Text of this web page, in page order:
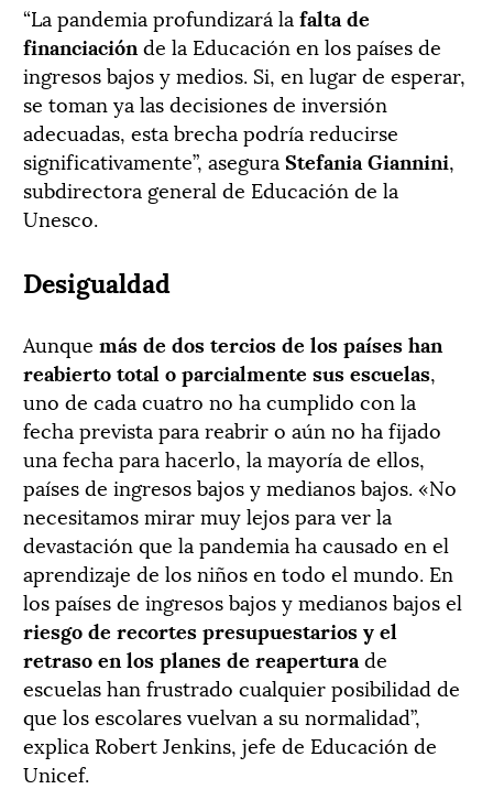
“La pandemia profundizará la falta de
financiación de la Educación en los países de
ingresos bajos y medios. Si, en lugar de esperar,
se toman ya las decisiones de inversión
adecuadas, esta brecha podría reducirse
significativamente”, asegura Stefania Giannini,
subdirectora general de Educación de la
Unesco.
Desigualdad
Aunque más de dos tercios de los países han
reabierto total o parcialmente sus escuelas,
uno de cada cuatro no ha cumplido con la
fecha prevista para reabrir o aún no ha fijado
una fecha para hacerlo, la mayoría de ellos,
países de ingresos bajos y medianos bajos. «No
necesitamos mirar muy lejos para ver la
devastación que la pandemia ha causado en el
aprendizaje de los niños en todo el mundo. En
los países de ingresos bajos y medianos bajos el
riesgo de recortes presupuestarios y el
retraso en los planes de reapertura de
escuelas han frustrado cualquier posibilidad de
que los escolares vuelvan a su normalidad”,
explica Robert Jenkins, jefe de Educación de
Unicef.